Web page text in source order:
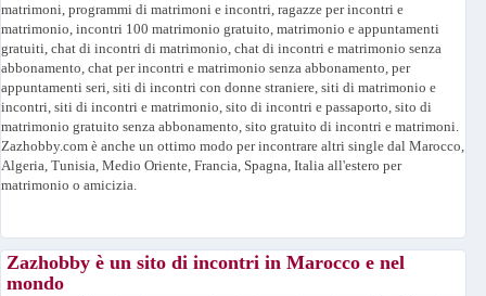
matrimoni, programmi di matrimoni e incontri, ragazze per incontri e
matrimonio, incontri 100 matrimonio gratuito, matrimonio e appuntamenti
gratuiti, chat di incontri di matrimonio, chat di incontri e matrimonio senza
abbonamento, chat per incontri e matrimonio senza abbonamento, per
appuntamenti seri, siti di incontri con donne straniere, siti di matrimonio e
incontri, siti di incontri e matrimonio, sito di incontri e passaporto, sito di
matrimonio gratuito senza abbonamento, sito gratuito di incontri e matrimoni.
Zazhobby.com è anche un ottimo modo per incontrare altri single dal Marocco,
Algeria, Tunisia, Medio Oriente, Francia, Spagna, Italia all'estero per
matrimonio o amicizia.
Zazhobby è un sito di incontri in Marocco e nel
mondo